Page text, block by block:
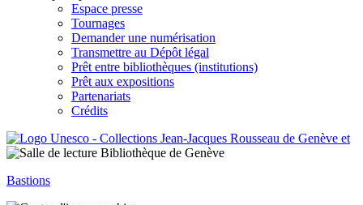
Espace presse
Tournages
Demander une numérisation
Transmettre au Dépôt légal
Prêt entre bibliothèques (institutions)
Prêt aux expositions
Partenariats
Crédits
Bastions